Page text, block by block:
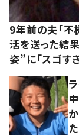
9年前の夫「
活を送った結
姿”に「スゴす